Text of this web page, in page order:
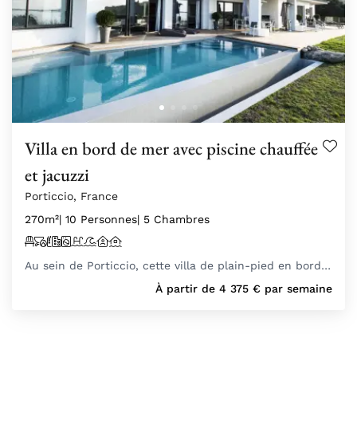
Villa en bord de mer avec piscine chauffée
et jacuzzi
Porticcio, France
270m²| 10 Personnes| 5 Chambres
Au sein de Porticcio, cette villa de plain-pied en bord…
À partir de 4 375 € par semaine